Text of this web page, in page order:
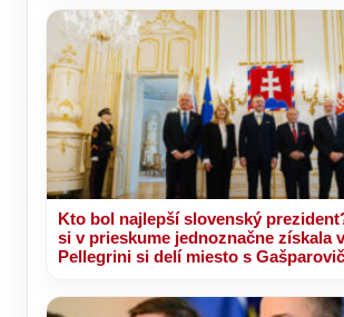
Kto bol najlepší slovenský
si v prieskume jednoznačne získala
Pellegrini si delí miesto s